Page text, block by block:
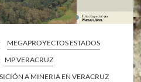
MEGAPROYECTOS ESTADOS
MP VERACRUZ
A MINERIA EN VERACRUZ